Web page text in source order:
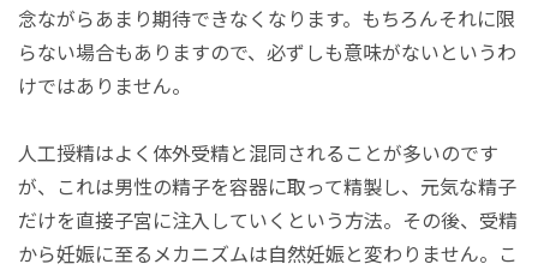
念ながらあまり期待できなくなります。もちろんそれに限
らない場合もありますので、必ずしも意味がないというわ
けではありません。
人工授精はよく体外受精と混同されることが多いのです
が、これは男性の精子を容器に取って精製し、元気な精子
だけを直接子宮に注入していくという方法。その後、受精
から妊娠に至るメカニズムは自然妊娠と変わりません。こ